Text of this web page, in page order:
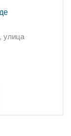
улица